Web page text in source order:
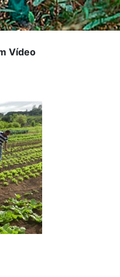
Vídeo